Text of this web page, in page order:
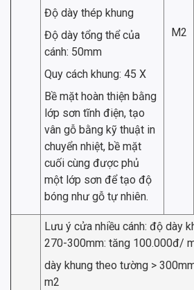
Độ dày thép khung
Độ dày tổng thể của
cánh: 50mm
Quy cách khung: 45 X
Bề mặt hoàn thiện bằng
lớp sơn tĩnh điện, tạo
vân gỗ bằng kỹ thuật in
chuyển nhiệt, bề mặt
cuối cùng được phủ
một lớp sơn để tạo độ
bóng như gỗ tự nhiên.
M2
Lưu ý cửa nhiều cánh: độ dày
270-300mm: tăng 100.000đ/
dày khung theo tường >
m2